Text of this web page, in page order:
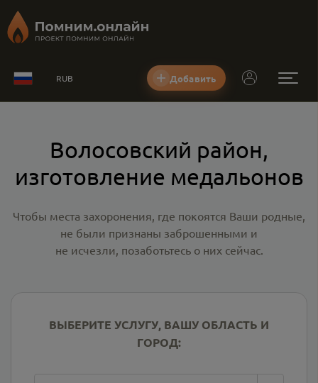
RUB Добавить
Волосовский район,
изготовление медальонов
Чтобы места захоронения, где покоятся Ваши родные,
не были признаны заброшенными и
не исчезли, позаботьтесь о них сейчас.
ВЫБЕРИТЕ УСЛУГУ, ВАШУ ОБЛАСТЬ И
ГОРОД: